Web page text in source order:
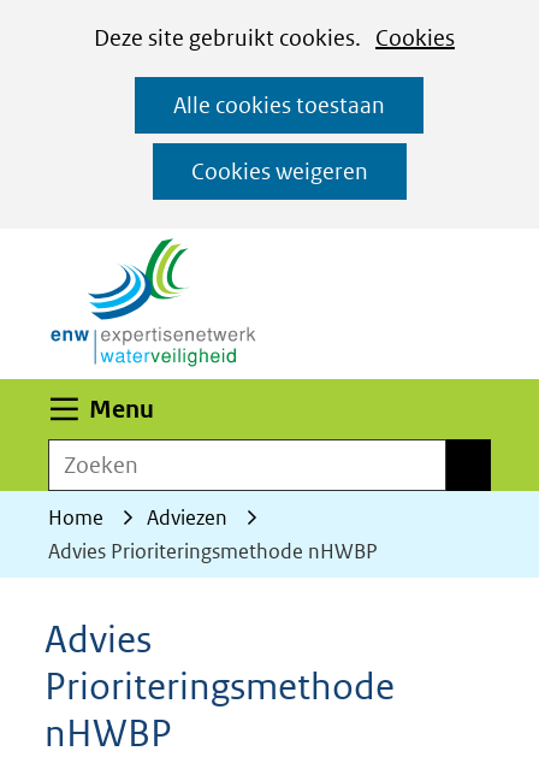
CookiesDeze site gebruikt cookies. Cookies
website
worden
toegestaan
geweigerd.
Alle cookies toestaan
Cookies weigeren
Ga
naar
de
inhoud
Menu
Zoeken
Home
Adviezen
Advies Prioriteringsmethode nHWBP
Advies
Prioriteringsmethode
nHWBP